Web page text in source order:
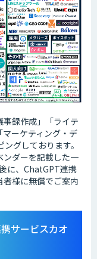
事録作成」「ライテ
ーケティング・デ
グしております。
ンダーを記載した一
に、ChatGPT連携
様に無償でご案内
サービスカオ